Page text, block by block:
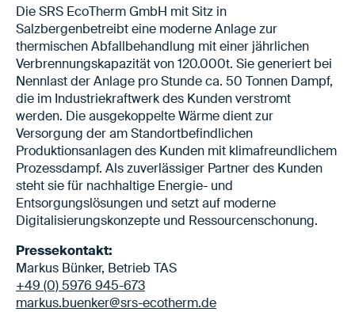
Die SRS EcoTherm GmbH mit Sitz in
Salzbergenbetreibt eine moderne Anlage zur
thermischen Abfallbehandlung mit einer jährlichen
Verbrennungskapazität von 120.000t. Sie generiert bei
Nennlast der Anlage pro Stunde ca. 50 Tonnen Dampf,
die im Industriekraftwerk des Kunden verstromt
werden. Die ausgekoppelte Wärme dient zur
Versorgung der am Standortbefindlichen
Produktionsanlagen des Kunden mit klimafreundlichem
Prozessdampf. Als zuverlässiger Partner des Kunden
steht sie für nachhaltige Energie- und
Entsorgungslösungen und setzt auf moderne
Digitalisierungskonzepte und Ressourcenschonung.
Pressekontakt:
Markus Bünker, Betrieb TAS
+49 (0) 5976 945-673
markus.buenker@srs-ecotherm.de